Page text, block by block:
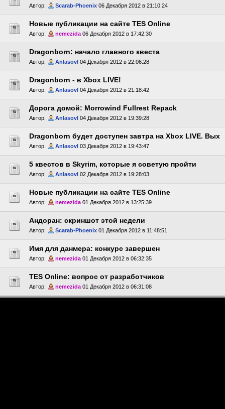
Автор: Scarab-Phoenix 06 Декабря 2012 в 21:10:24
Новые публикации на сайте TES Online
Автор: nemezida 06 Декабря 2012 в 17:42:30
Dragonborn: начало главного квеста
Автор: Anlasovl 04 Декабря 2012 в 22:06:28
Dragonborn - в Xbox LIVE!
Автор: Anlasovl 04 Декабря 2012 в 21:18:42
Дорога домой: Morrowind Fullrest Repack
Автор: Anlasovl 04 Декабря 2012 в 19:39:28
Dragonborn будет доступен завтра на Xbox LIVE. Вых
Автор: Anlasovl 03 Декабря 2012 в 19:43:47
5 квестов в Skyrim, которые я советую пройти
Автор: Anlasovl 02 Декабря 2012 в 19:28:03
Новые публикации на сайте TES Online
Автор: nemezida 01 Декабря 2012 в 13:25:39
Андоран: скриншот этой недели
Автор: Scarab-Phoenix 01 Декабря 2012 в 11:48:51
Имя для данмера: конкурс завершен
Автор: nemezida 01 Декабря 2012 в 06:32:35
TES Online: вопрос от разработчиков
Автор: nemezida 01 Декабря 2012 в 06:31:08